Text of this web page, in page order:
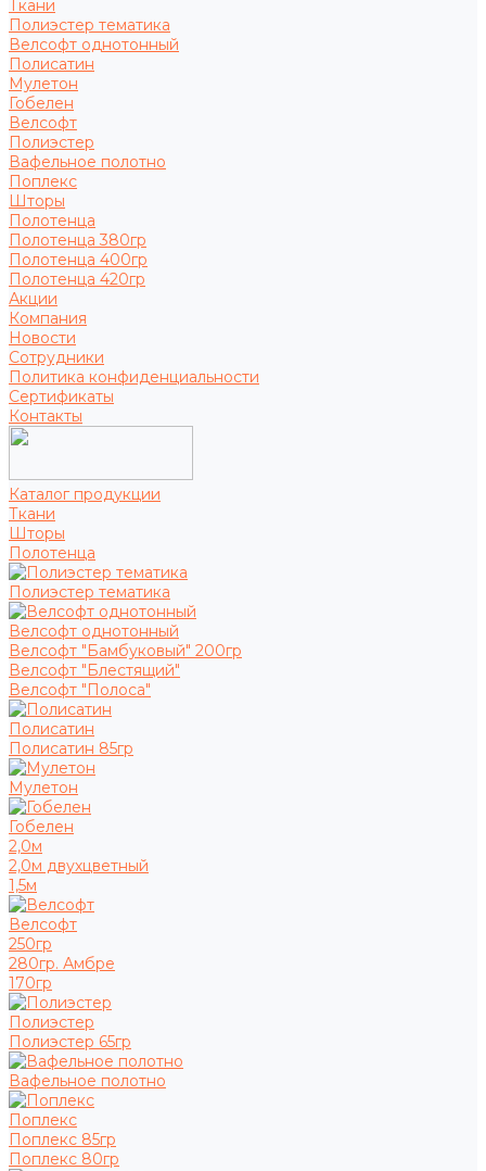
Ткани
Полиэстер тематика
Велсофт однотонный
Полисатин
Мулетон
Гобелен
Велсофт
Полиэстер
Вафельное полотно
Поплекс
Шторы
Полотенца
Полотенца 380гр
Полотенца 400гр
Полотенца 420гр
Акции
Компания
Новости
Сотрудники
Политика конфиденциальности
Сертификаты
Контакты
Каталог продукции
Ткани
Шторы
Полотенца
Полиэстер тематика
Велсофт однотонный
Велсофт "Бамбуковый" 200гр
Велсофт "Блестящий"
Велсофт "Полоса"
Полисатин
Полисатин 85гр
Мулетон
Гобелен
2,0м
2,0м двухцветный
1,5м
Велсофт
250гр
280гр. Амбре
170гр
Полиэстер
Полиэстер 65гр
Вафельное полотно
Поплекс
Поплекс 85гр
Поплекс 80гр